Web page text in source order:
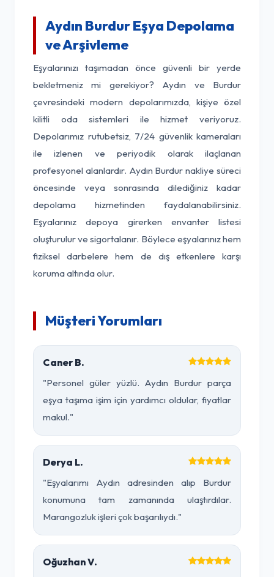
Aydın Burdur Eşya Depolama
ve Arşivleme
Eşyalarınızı taşımadan önce güvenli bir yerde
bekletmeniz mi gerekiyor? Aydın ve Burdur
çevresindeki modern depolarımızda, kişiye özel
kilitli oda sistemleri ile hizmet veriyoruz.
Depolarımız rutubetsiz, 7/24 güvenlik kameraları
ile izlenen ve periyodik olarak ilaçlanan
profesyonel alanlardır. Aydın Burdur nakliye süreci
öncesinde veya sonrasında dilediğiniz kadar
depolama hizmetinden faydalanabilirsiniz.
Eşyalarınız depoya girerken envanter listesi
oluşturulur ve sigortalanır. Böylece eşyalarınız hem
fiziksel darbelere hem de dış etkenlere karşı
koruma altında olur.
Müşteri Yorumları
Caner B.
"Personel güler yüzlü. Aydın Burdur parça
eşya taşıma işim için yardımcı oldular, fiyatlar
makul."
Derya L.
"Eşyalarımı Aydın adresinden alıp Burdur
konumuna tam zamanında ulaştırdılar.
Marangozluk işleri çok başarılıydı."
Oğuzhan V.